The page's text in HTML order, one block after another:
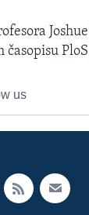
časopisu
us